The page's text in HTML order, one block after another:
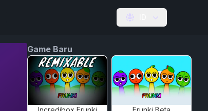
Game Baru